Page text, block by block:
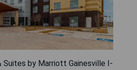
Suites by Marriott Gainesville I-